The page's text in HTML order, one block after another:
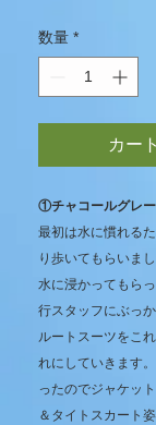
数量 *
カー
①チャコールグレー
最初は水に慣れる
り歩いてもらいま
水に浸かってもら
行スタッフにぶっ
ルートスーツをこ
れにしていきます
ったのでジャケッ
＆タイトスカート